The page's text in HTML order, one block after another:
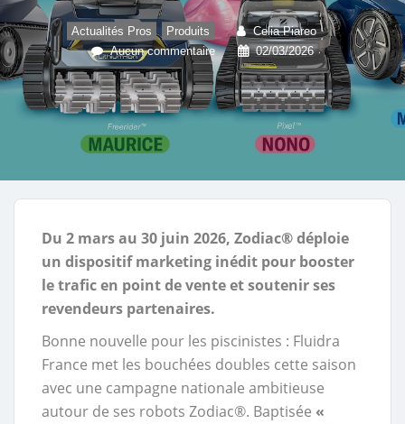
Actualités Pros , Produits
Celia Piareo
Aucun commentaire
02/03/2026
Du 2 mars au 30 juin 2026, Zodiac® déploie
un dispositif marketing inédit pour booster
le trafic en point de vente et soutenir ses
revendeurs partenaires.
Bonne nouvelle pour les piscinistes : Fluidra
France met les bouchées doubles cette saison
avec une campagne nationale ambitieuse
autour de ses robots Zodiac®. Baptisée «